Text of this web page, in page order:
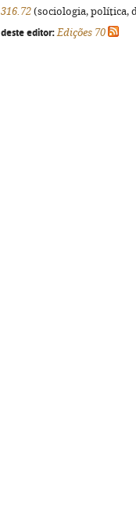
316.72 (sociologia, política,
deste editor: Edições 70